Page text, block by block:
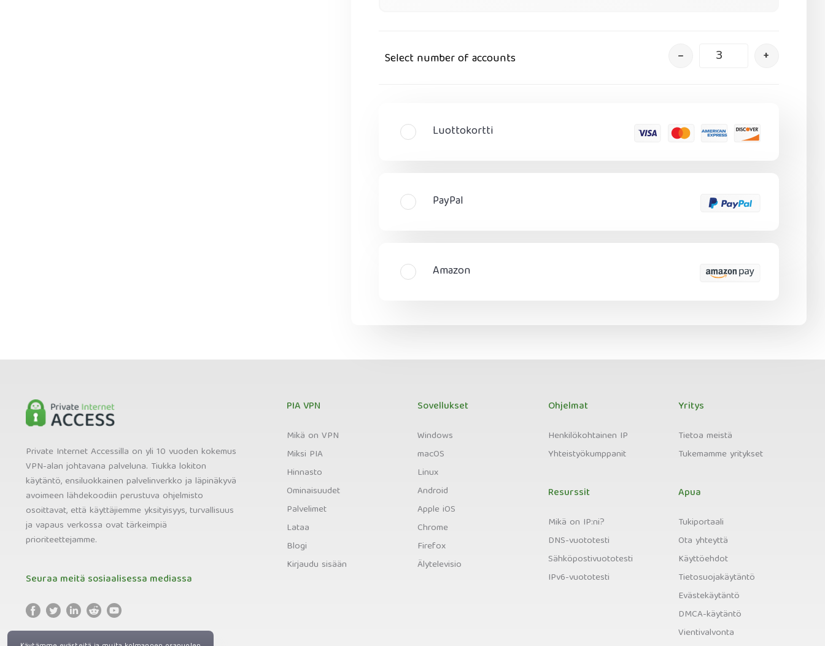
Select number of accounts – +
Luottokortti
PayPal
Amazon
Private Internet Accessilla on yli 10 vuoden kokemus
VPN-alan johtavana palveluna. Tiukka lokiton
käytäntö, ensiluokkainen palvelinverkko ja läpinäkyvä
avoimeen lähdekoodiin perustuva ohjelmisto
osoittavat, että käyttäjiemme yksityisyys, turvallisuus
ja vapaus verkossa ovat tärkeimpiä
prioriteettejamme.
Seuraa meitä sosiaalisessa mediassa
PIA VPN
Mikä on VPN
Miksi PIA
Hinnasto
Ominaisuudet
Palvelimet
Lataa
Blogi
Kirjaudu sisään
Sovellukset
Windows
macOS
Linux
Android
Apple iOS
Chrome
Firefox
Älytelevisio
Ohjelmat
Henkilökohtainen IP
Yhteistyökumppanit
Resurssit
Mikä on IP:ni?
DNS-vuototesti
Sähköpostivuototesti
IPv6-vuototesti
Yritys
Tietoa meistä
Tukemamme yritykset
Apua
Tukiportaali
Ota yhteyttä
Käyttöehdot
Tietosuojakäytäntö
Evästekäytäntö
DMCA-käytäntö
Vientivalvonta